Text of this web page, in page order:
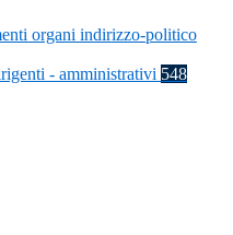
organi indirizzo-politico
- amministrativi 548